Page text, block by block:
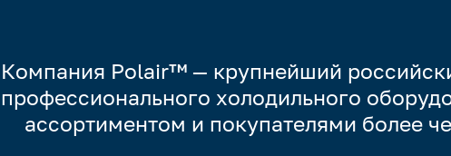
Компания Polair™ — крупнейший
профессионального холодильного
ассортиментом и покупателями более